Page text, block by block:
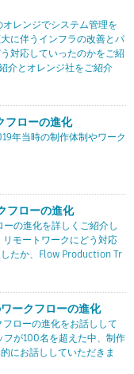
レンジでシステム管理を
に伴うインフラの改善とパ
対応していったのかをご紹
介とオレンジ社をご紹介
フローの進化
年当時の制作体制やワーク
フローの進化
の進化を詳しくご紹介し
モートワークにどう対応
たか、Flow Production Tr
ークフローの進化
ローの進化をお話しして
フが100名を超えた中、制作
にお話ししていただきま